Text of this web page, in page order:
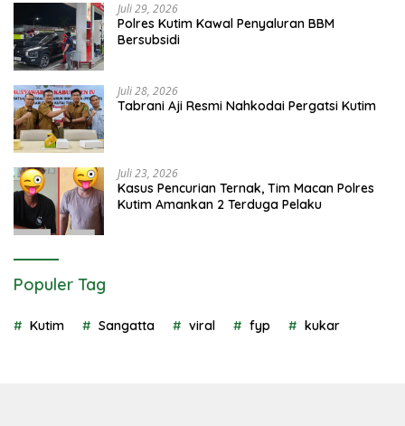
Juli 29, 2026
Polres Kutim Kawal Penyaluran BBM
Bersubsidi
Juli 28, 2026
Tabrani Aji Resmi Nahkodai Pergatsi Kutim
Juli 23, 2026
Kasus Pencurian Ternak, Tim Macan Polres
Kutim Amankan 2 Terduga Pelaku
Populer Tag
Kutim Sangatta viral fyp kukar